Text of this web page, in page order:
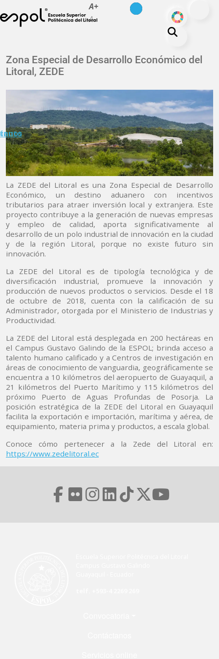
Pasar al contenido principal
A+
A-
ODS
La ESPOL
Educación
Vida politécnica
Investigación
Nuestra Huella
Transparencia
Zona Especial de Desarrollo Económico del
Litoral, ZEDE
La ZEDE del Litoral es una Zona Especial de Desarrollo
Económico, un destino aduanero con incentivos
tributarios para atraer inversión local y extranjera. Este
proyecto contribuye a la generación de nuevas empresas
y empleo de calidad, aporta significativamente al
desarrollo de un polo industrial de innovación en la ciudad
y de la región Litoral, porque no existe futuro sin
innovación.
La ZEDE del Litoral es de tipología tecnológica y de
diversificación industrial, promueve la innovación y
producción de nuevos productos o servicios. Desde el 18
de octubre de 2018, cuenta con la calificación de su
Administrador, otorgada por el Ministerio de Industrias y
Productividad.
La ZEDE del Litoral está desplegada en 200 hectáreas en
el Campus Gustavo Galindo de la ESPOL; brinda acceso a
talento humano calificado y a Centros de investigación en
áreas de conocimiento de vanguardia, geográficamente se
encuentra a 10 kilómetros del aeropuerto de Guayaquil, a
21 kilómetros del Puerto Marítimo y 115 kilómetros del
próximo Puerto de Aguas Profundas de Posorja. La
posición estratégica de la ZEDE del Litoral en Guayaquil
facilita la exportación e importación, marítima y aérea, de
equipamiento, materia prima y productos, a escala global.
Conoce cómo pertenecer a la Zede del Litoral en:
https://www.zedelitoral.ec